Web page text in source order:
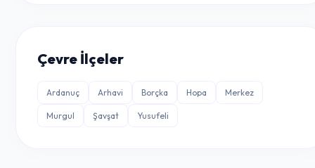
Çevre İlçeler
Ardanuç Arhavi Borçka Hopa Merkez
Murgul Şavşat Yusufeli